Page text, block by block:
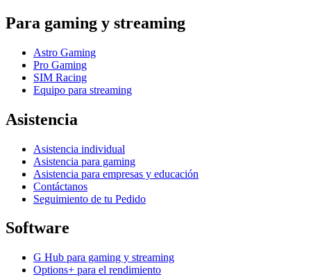
Para gaming y streaming
Astro Gaming
Pro Gaming
SIM Racing
Equipo para streaming
Asistencia
Asistencia individual
Asistencia para gaming
Asistencia para empresas y educación
Contáctanos
Seguimiento de tu Pedido
Software
G Hub para gaming y streaming
Options+ para el rendimiento